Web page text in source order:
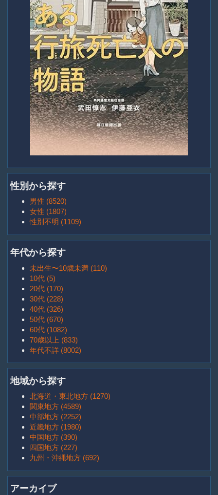
性別から探す
男性 (8520)
女性 (1807)
性別不明 (1109)
年代から探す
未出生〜10歳未満 (110)
10代 (5)
20代 (170)
30代 (228)
40代 (326)
50代 (670)
60代 (1082)
70歳以上 (833)
年代不詳 (8002)
地域から探す
北海道・東北地方 (1270)
関東地方 (4589)
中部地方 (2252)
近畿地方 (1980)
中国地方 (390)
四国地方 (227)
九州・沖縄地方 (692)
アーカイブ